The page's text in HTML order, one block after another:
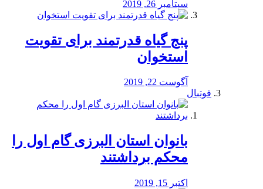
سپتامبر 26, 2019
پنج گیاه قدرتمند برای تقویت
استخوان
آگوست 22, 2019
فوتبال
بانوان استان البرزی گام اول را
محكم برداشتند
اکتبر 15, 2019